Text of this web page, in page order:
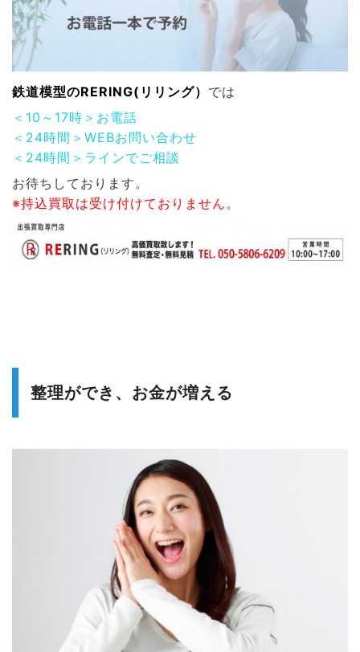
鉄道模型のRERING(リリング） では
＜10～17時＞お電話
＜24時間＞WEBお問い合わせ
＜24時間＞ラインでご相談
お待ちしております。
※持込買取は受け付けておりません。
整理ができ、お金が増える